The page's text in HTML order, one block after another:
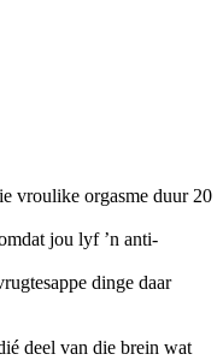
vroulike orgasme duur 20
jou lyf ’n anti-
dinge daar
deel van die brein wat